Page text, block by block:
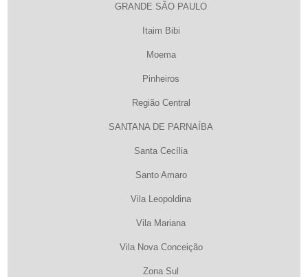
GRANDE SÃO PAULO
Itaim Bibi
Moema
Pinheiros
Região Central
SANTANA DE PARNAÍBA
Santa Cecília
Santo Amaro
Vila Leopoldina
Vila Mariana
Vila Nova Conceição
Zona Sul